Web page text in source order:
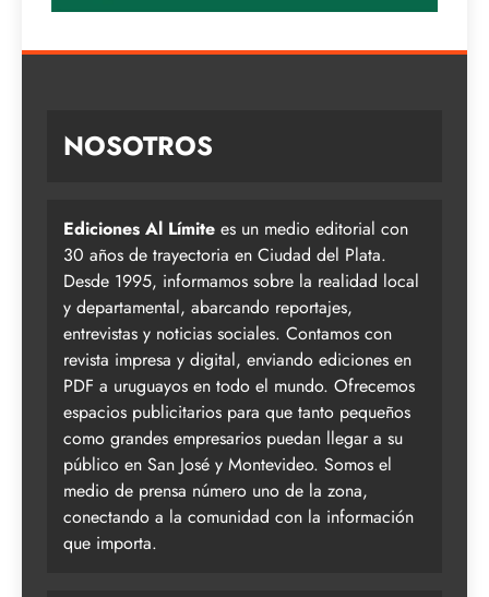
NOSOTROS
Ediciones Al Límite es un medio editorial con
30 años de trayectoria en Ciudad del Plata.
Desde 1995, informamos sobre la realidad local
y departamental, abarcando reportajes,
entrevistas y noticias sociales. Contamos con
revista impresa y digital, enviando ediciones en
PDF a uruguayos en todo el mundo. Ofrecemos
espacios publicitarios para que tanto pequeños
como grandes empresarios puedan llegar a su
público en San José y Montevideo. Somos el
medio de prensa número uno de la zona,
conectando a la comunidad con la información
que importa.